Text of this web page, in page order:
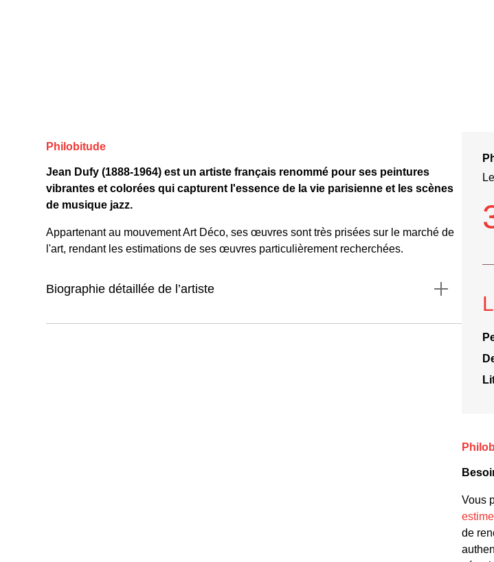
Philobitude
Jean Dufy (1888-1964) est un artiste français renommé pour ses peintures
vibrantes et colorées qui capturent l'essence de la vie parisienne et les scènes
de musique jazz.
Appartenant au mouvement Art Déco, ses œuvres sont très prisées sur le marché de
l'art, rendant les estimations de ses œuvres particulièrement recherchées.
Biographie détaillée de l’artiste
Vous
de